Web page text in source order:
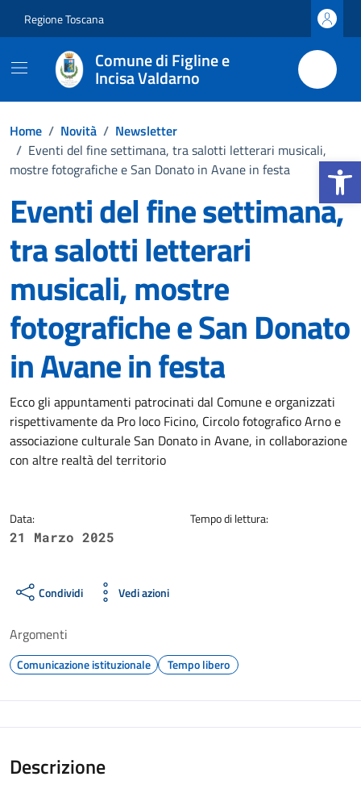
Apri la
Regione Toscana
Comune di Figline e
Incisa Valdarno
Home / Novità / Newsletter
/ Eventi del fine settimana, tra salotti letterari musicali,
mostre fotografiche e San Donato in Avane in festa
Eventi del fine settimana,
tra salotti letterari
musicali, mostre
fotografiche e San Donato
in Avane in festa
Dettagli della notizia
Ecco gli appuntamenti patrocinati dal Comune e organizzati
rispettivamente da Pro loco Ficino, Circolo fotografico Arno e
associazione culturale San Donato in Avane, in collaborazione
con altre realtà del territorio
Data:
21 Marzo 2025
Tempo di lettura:
Condividi Vedi azioni
Argomenti
Comunicazione istituzionale Tempo libero
Descrizione